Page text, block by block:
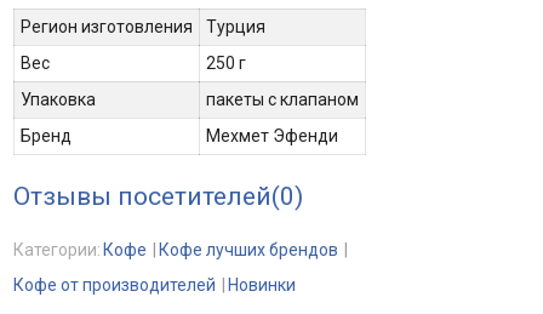
Регион изготовления
Турция
Вес
250 г
Упаковка
пакеты с клапаном
Бренд
Мехмет Эфенди
Отзывы посетителей(0)
Категории: Кофе
Кофе лучших брендов
Кофе от производителей
Новинки